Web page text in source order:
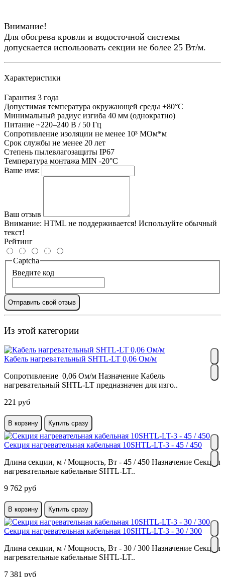
Внимание!
Для обогрева кровли и водосточной системы
допускается использовать секции не более 25 Вт/м.
Характеристики
Гарантия 3 года
Допустимая температура окружающей среды +80°С
Минимальный радиус изгиба 40 мм (однократно)
Питание ~220–240 В / 50 Гц
Сопротивление изоляции не менее 10³ МОм*м
Срок службы не менее 20 лет
Степень пылевлагозащиты IP67
Температура монтажа MIN -20°С
Ваше имя:
Ваш отзыв
Внимание: HTML не поддерживается! Используйте обычный
текст!
Рейтинг
Captcha
Введите код
Отправить свой отзыв
Из этой категории
Кабель нагревательный SHTL-LT 0,06 Ом/м
Сопротивление 0,06 Ом/м Назначение Кабель
нагревательный SHTL-LT предназначен для изго..
221 руб
В корзину Купить сразу
Секция нагревательная кабельная 10SHTL-LT-3 - 45 / 450
Длина секции, м / Мощность, Вт - 45 / 450 Назначение Секции
нагревательные кабельные SHTL-LT..
9 762 руб
В корзину Купить сразу
Секция нагревательная кабельная 10SHTL-LT-3 - 30 / 300
Длина секции, м / Мощность, Вт - 30 / 300 Назначение Секции
нагревательные кабельные SHTL-LT..
7 381 руб